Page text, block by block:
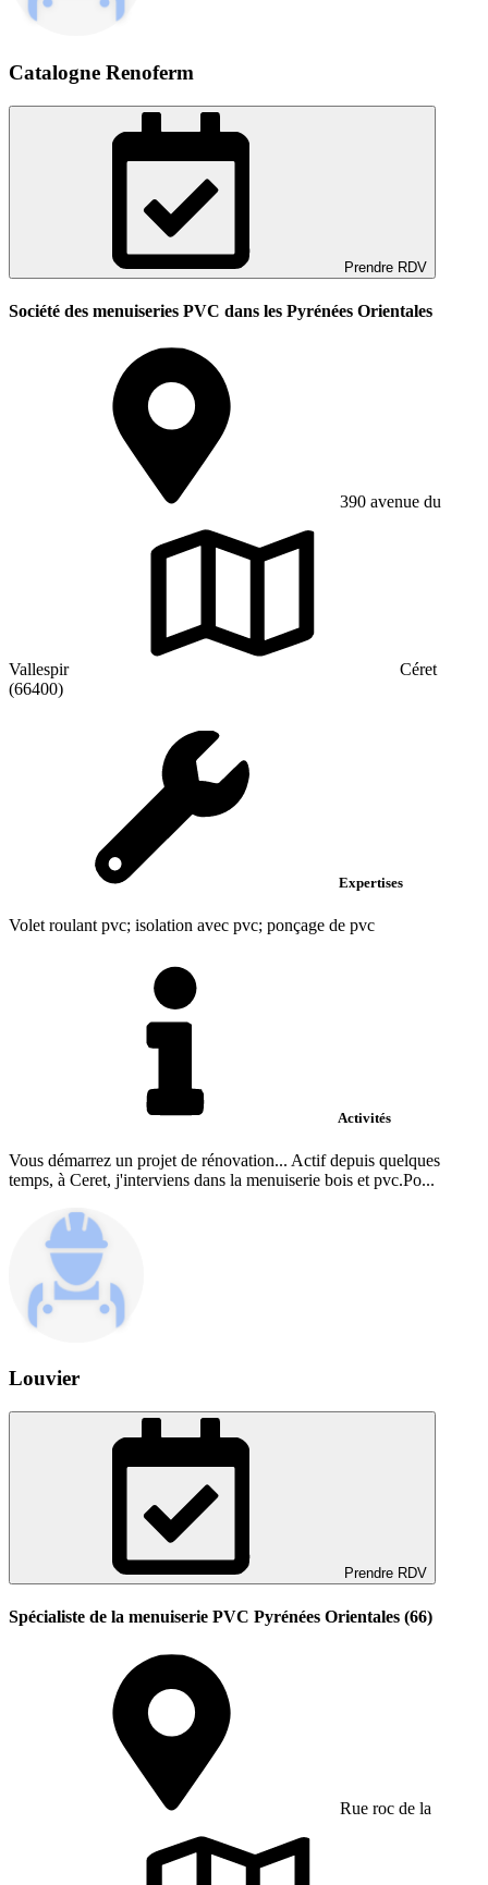
Catalogne Renoferm
Prendre RDV
Société des menuiseries PVC dans les Pyrénées Orientales
390 avenue du
Vallespir
Céret
(66400)
Expertises
Volet roulant pvc; isolation avec pvc; ponçage de pvc
Activités
Vous démarrez un projet de rénovation... Actif depuis quelques
temps, à Ceret, j'interviens dans la menuiserie bois et pvc.Po...
Louvier
Prendre RDV
Spécialiste de la menuiserie PVC Pyrénées Orientales (66)
Rue roc de la